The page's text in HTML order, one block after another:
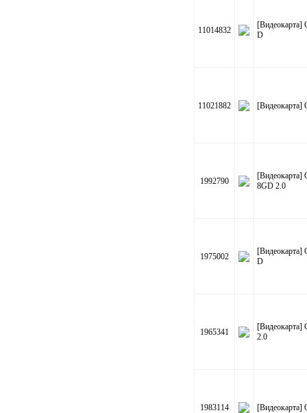
11014832
[Видеокарта]
D
11021882 [Видеокарта]
1992790
8GD 2.0
1975002
D
1965341
[Видеокарта]
2.0
1983114 [Видеокарта]